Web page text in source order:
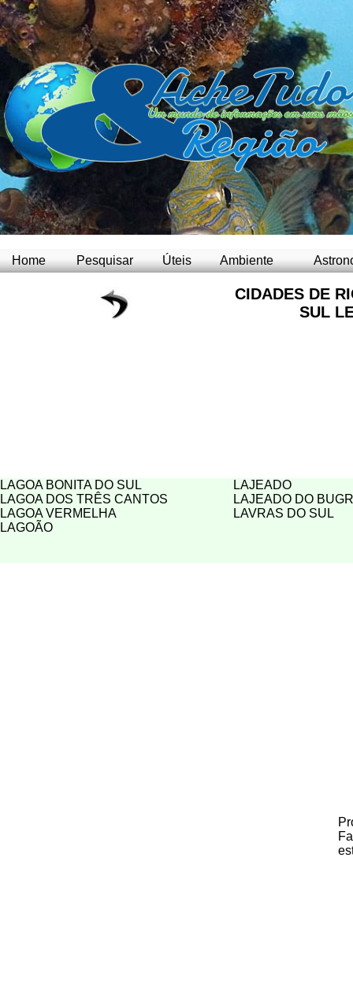
Home Pesquisar Úteis Ambiente
CIDADES DE
SUL
LAGOA BONITA DO SUL
LAJEADO
LAGOA DOS TRÊS CANTOS
LAJEADO DO
LAGOA VERMELHA
LAVRAS DO SUL
LAGOÃO